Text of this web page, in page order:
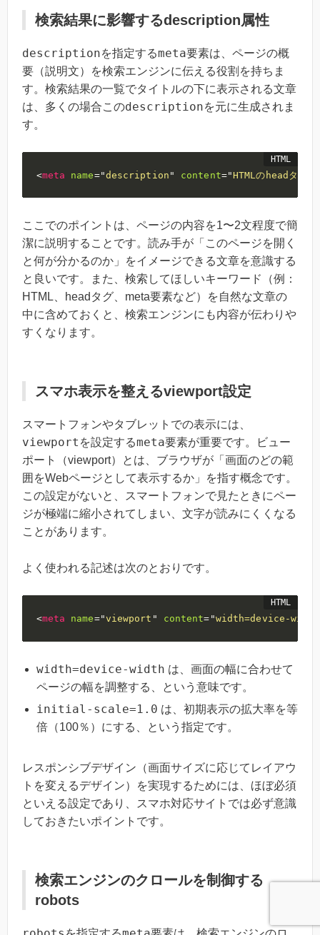
検索結果に影響するdescription属性
descriptionを指定するmeta要素は、ページの概
要（説明文）を検索エンジンに伝える役割を持ちま
す。検索結果の一覧でタイトルの下に表示される文章
は、多くの場合このdescriptionを元に生成されま
す。
<meta name="description " content="HTMLのheadタグ
ここでのポイントは、ページの内容を1〜2文程度で簡
潔に説明することです。読み手が「このページを開く
と何が分かるのか」をイメージできる文章を意識する
と良いです。また、検索してほしいキーワード（例：
HTML、headタグ、meta要素など）を自然な文章の
中に含めておくと、検索エンジンにも内容が伝わりや
すくなります。
スマホ表示を整えるviewport設定
スマートフォンやタブレットでの表示には、
viewport を設定するmeta要素が重要です。ビュー
ポート（viewport）とは、ブラウザが「画面のどの範
囲をWebページとして表示するか」を指す概念です。
この設定がないと、スマートフォンで見たときにペー
ジが極端に縮小されてしまい、文字が読みにくくなる
ことがあります。
よく使われる記述は次のとおりです。
<meta name="viewport " content= "width=device-
width=device-width は、画面の幅に合わせて
ページの幅を調整する、という意味です。
initial-scale=1.0 は、初期表示の拡大率を等
倍（100％）にする、という指定です。
レスポンシブデザイン（画面サイズに応じてレイアウ
トを変えるデザイン）を実現するためには、ほぼ必須
といえる設定であり、スマホ対応サイトでは必ず意識
しておきたいポイントです。
検索エンジンのクロールを制御する
robots